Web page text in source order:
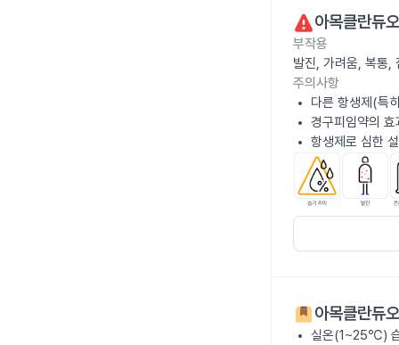
아목클란듀
부작용
발진, 가려움, 복통,
주의사항
다른 항생제(특
경구피임약의
항생제로 심한
아목클란듀
실온(1~25℃)